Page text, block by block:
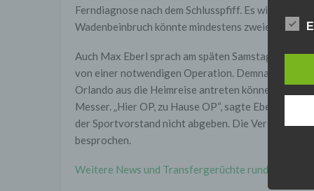
Ferndiagnose nach dem Schlusspfiff. Es wird
Wadenbeinbruch könnte mindestens zweieinhalb
Auch Max Eberl sprach am späten Samstagabend
von einer notwendigen Operation. Demnach sei
Orlando aus die Heimreise antreten könne. Das
Messer. „Hier OP, zu Hause OP“, sagte Eberl,
der Sportvorstand nicht abgeben. Die
besprochen.
Weitere News und Transfergerüchte rund um den
Wir
der